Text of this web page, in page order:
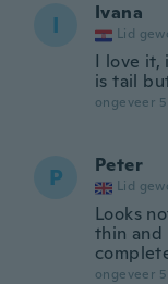
I Ivana
Lid
I love it,
is tail
ongeveer
P Peter
Lid
Looks
thin and
ongeveer